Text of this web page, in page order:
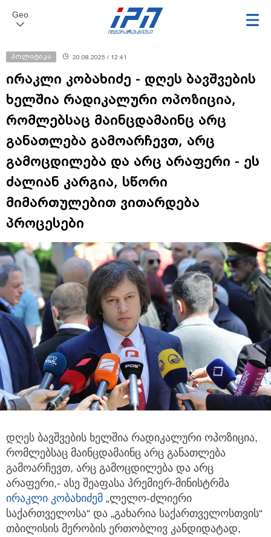
Geo
პოლიტიკა 20.08.2025 / 12:41
ირაკლი კობახიძე - დღეს ბავშვების
ხელშია რადიკალური ოპოზიცია,
რომლებსაც მაინცდამაინც არც
განათლება გამოარჩევთ, არც
გამოცდილება და არც არაფერი - ეს
ძალიან კარგია, სწორი
მიმართულებით ვითარდება
პროცესები
დღეს ბავშვების ხელშია რადიკალური ოპოზიცია,
რომლებსაც მაინცდამაინც არც განათლება
გამოარჩევთ, არც გამოცდილება და არც
არაფერი,- ასე შეაფასა პრემიერ-მინისტრმა
ირაკლი კობახიძემ „ლელო-ძლიერი
საქართველოსა“ და „გახარია საქართველოსთვის“
თბილისის მერობის ერთობლივ კანდიდატად,